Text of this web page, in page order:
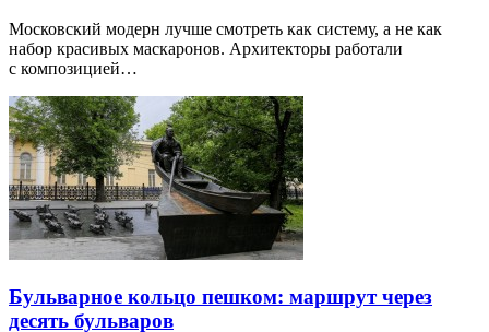
Московский модерн лучше смотреть как систему, а не как
набор красивых маскаронов. Архитекторы работали
с композицией…
Бульварное кольцо пешком: маршрут через
десять бульваров